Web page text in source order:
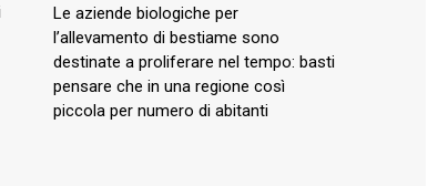
Le aziende biologiche per
l’allevamento di bestiame sono
destinate a proliferare nel tempo: basti
pensare che in una regione così
piccola per numero di abitanti